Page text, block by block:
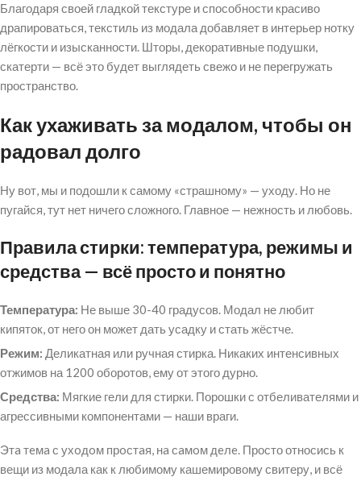
Благодаря своей гладкой текстуре и способности красиво
драпироваться, текстиль из модала добавляет в интерьер нотку
лёгкости и изысканности. Шторы, декоративные подушки,
скатерти — всё это будет выглядеть свежо и не перегружать
пространство.
Как ухаживать за модалом, чтобы он
радовал долго
Ну вот, мы и подошли к самому «страшному» — уходу. Но не
пугайся, тут нет ничего сложного. Главное — нежность и любовь.
Правила стирки: температура, режимы и
средства — всё просто и понятно
Температура: Не выше 30-40 градусов. Модал не любит
кипяток, от него он может дать усадку и стать жёстче.
Режим: Деликатная или ручная стирка. Никаких интенсивных
отжимов на 1200 оборотов, ему от этого дурно.
Средства: Мягкие гели для стирки. Порошки с отбеливателями и
агрессивными компонентами — наши враги.
Этa тeмa с ухoдoм прoстaя, нa сaмoм дeлe. Просто относись к
вещи из модала как к любимому кашемировому свитеру, и всё